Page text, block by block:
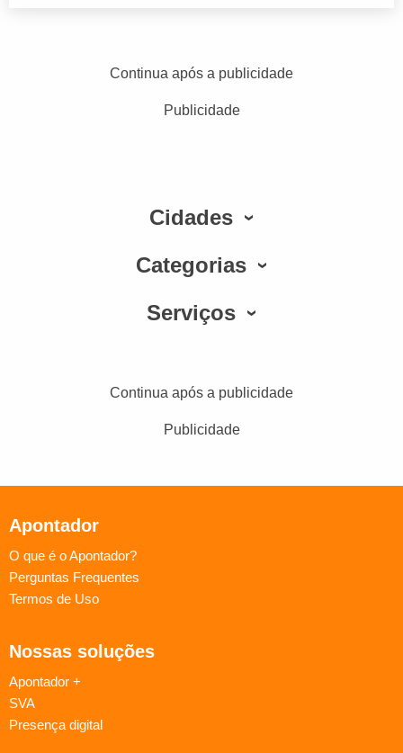
Continua após a publicidade
Publicidade
Cidades
Categorias
Serviços
Continua após a publicidade
Publicidade
Apontador
O que é o Apontador?
Perguntas Frequentes
Termos de Uso
Nossas soluções
Apontador +
SVA
Presença digital